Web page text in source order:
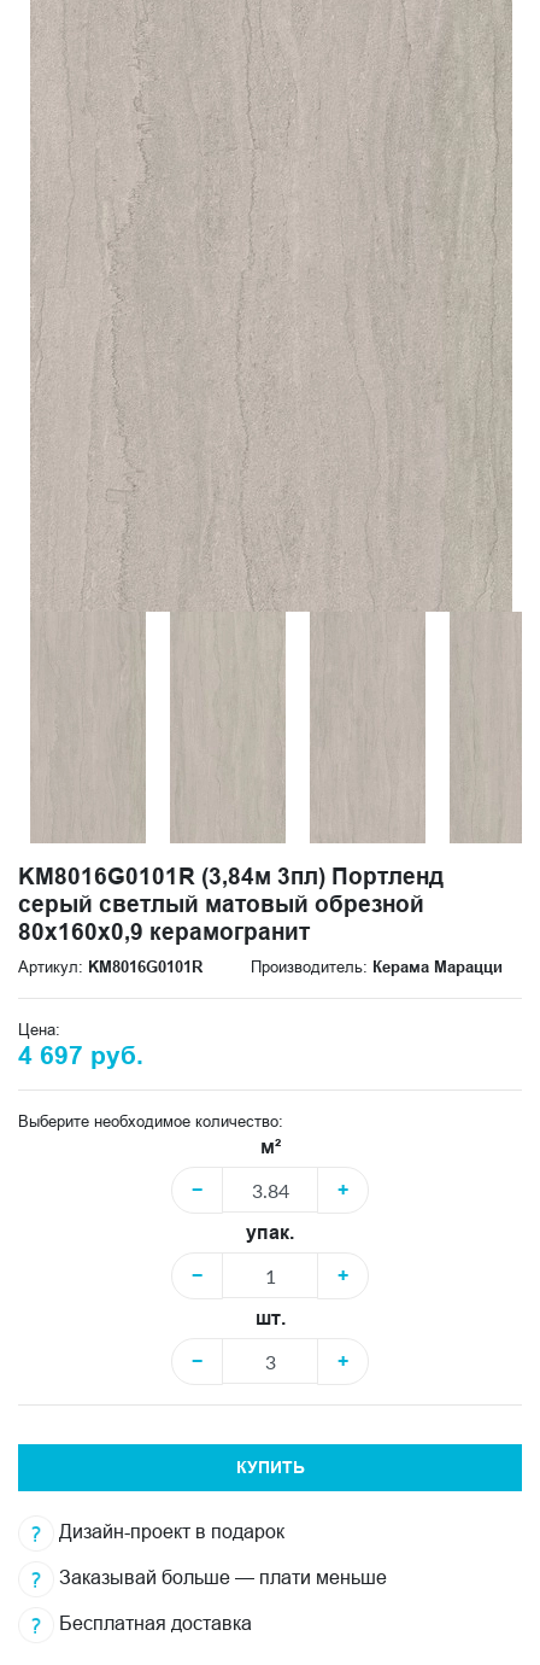
KM8016G0101R (3,84м 3пл) Портленд
серый светлый матовый обрезной
80x160x0,9 керамогранит
Артикул: KM8016G0101R Производитель: Керама Марацци
Цена:
4 697 руб.
Выберите необходимое количество:
м²
−
+
упак.
−
+
шт.
−
+
КУПИТЬ
Дизайн-проект в подарок
Заказывай больше — плати меньше
Бесплатная доставка